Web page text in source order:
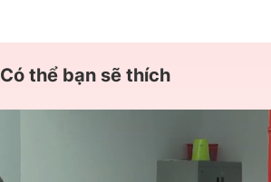
Có thể bạn sẽ thích